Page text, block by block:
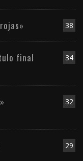
38
34
final
32
29